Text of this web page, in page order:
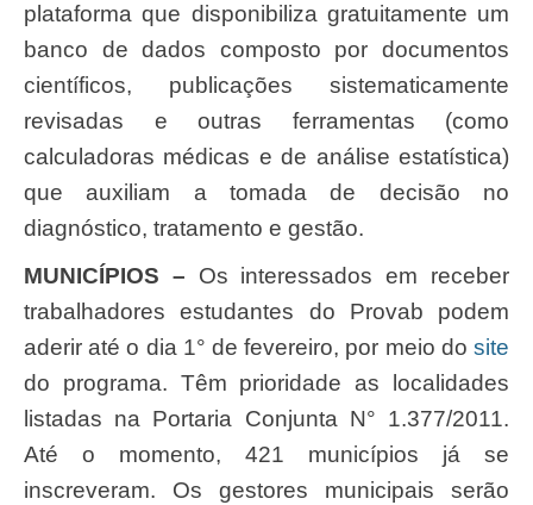
plataforma que disponibiliza gratuitamente um
banco de dados composto por documentos
científicos, publicações sistematicamente
revisadas e outras ferramentas (como
calculadoras médicas e de análise estatística)
que auxiliam a tomada de decisão no
diagnóstico, tratamento e gestão.
MUNICÍPIOS – Os interessados em receber
trabalhadores estudantes do Provab podem
aderir até o dia 1° de fevereiro, por meio do site
do programa. Têm prioridade as localidades
listadas na Portaria Conjunta N° 1.377/2011.
Até o momento, 421 municípios já se
inscreveram. Os gestores municipais serão